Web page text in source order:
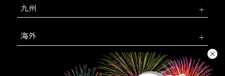
九州
海外